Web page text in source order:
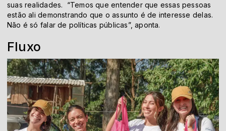
suas realidades. “Temos que entender que essas pessoas
estão ali demonstrando que o assunto é de interesse delas.
Não é só falar de políticas públicas”, aponta.
Fluxo